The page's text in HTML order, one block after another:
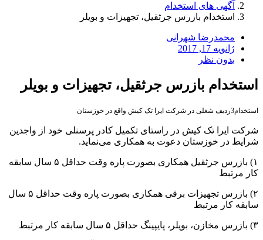
آگهی های استخدام
استخدام بازرس جرثقیل، تجهیزات و بویلر
محمدرضا شهرانی
ژانویه 17, 2017
بدون نظر
استخدام بازرس جرثقیل، تجهیزات و بویلر
استخدام3ردیف شغلی در شرکت ایرا تک کیش واقع در خوزستان
شرکت ایرا تک کیش در راستای تکمیل کادر پرسنلی خود از واجدین
شرایط در خوزستان دعوت به همکاری می‌نماید.
۱) بازرس جرثقیل همکاری بصورت پاره وقت حداقل ۵ سال سابقه
کار مرتبط
۲) بازرس تجهیزات برقی همکاری بصورت پاره وقت حداقل ۵ سال
سابقه کار مرتبط
۳) بازرس مخازن، بویلر، پایپینگ حداقل ۵ سال سابقه کار مرتبط